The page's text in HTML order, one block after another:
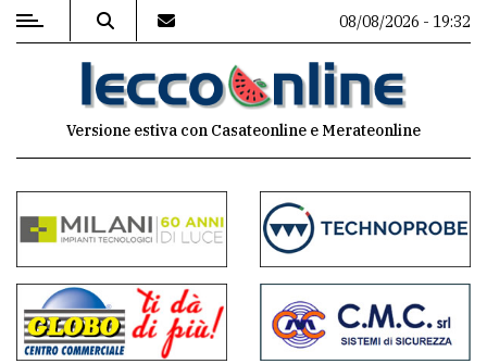
MENU
commenti
Contenuti
del
sito
08/08/2026 - 19:32
Versione estiva con Casateonline e Merateonline